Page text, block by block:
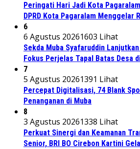
Peringati Hari Jadi Kota
DPRD Kota Pagaralam Menggelar
6
6 Agustus 20261603 Lihat
Sekda Muba Syafaruddin
Fokus Perjelas Tapal Batas Desa
7
5 Agustus 20261391 Lihat
Percepat Digitalisasi, 74 Blank
Penanganan di Muba
8
3 Agustus 20261338 Lihat
Perkuat Sinergi dan Keamanan
Senior, BRI BO Cirebon Kartini